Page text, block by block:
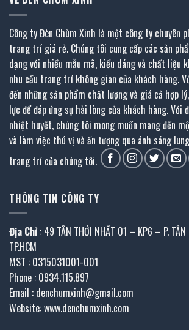
Công ty Đèn Chùm Xinh là một công ty chuyên
trang trí giá rẻ. Chúng tôi cung cấp các sản
dạng với nhiều mẫu mã, kiểu dáng và chất liệu
nhu cầu trang trí không gian của khách hàng.
đến những sản phẩm chất lượng và giá cả hợp
lực để đáp ứng sự hài lòng của khách hàng. Với
nhiệt huyết, chúng tôi mong muốn mang đến
và làm việc thú vị và ấn tượng qua ánh sáng
trang trí của chúng tôi.
THÔNG TIN CÔNG TY
Địa Chỉ : 49 TÂN THỚI NHẤT 01 – KP6 – P.
TP.HCM
MST : 0315031001-001
Phone : 0934.115.897
Email : denchumxinh@gmail.com
Website: www.denchumxinh.com